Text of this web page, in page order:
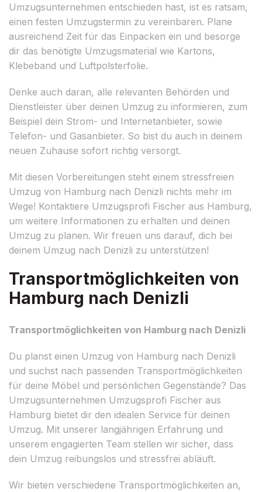
Umzugsunternehmen entschieden hast, ist es ratsam,
einen festen Umzugstermin zu vereinbaren. Plane
ausreichend Zeit für das Einpacken ein und besorge
dir das benötigte Umzugsmaterial wie Kartons,
Klebeband und Luftpolsterfolie.
Denke auch daran, alle relevanten Behörden und
Dienstleister über deinen Umzug zu informieren, zum
Beispiel dein Strom- und Internetanbieter, sowie
Telefon- und Gasanbieter. So bist du auch in deinem
neuen Zuhause sofort richtig versorgt.
Mit diesen Vorbereitungen steht einem stressfreien
Umzug von Hamburg nach Denizli nichts mehr im
Wege! Kontaktiere Umzugsprofi Fischer aus Hamburg,
um weitere Informationen zu erhalten und deinen
Umzug zu planen. Wir freuen uns darauf, dich bei
deinem Umzug nach Denizli zu unterstützen!
Transportmöglichkeiten von
Hamburg nach Denizli
Transportmöglichkeiten von Hamburg nach Denizli
Du planst einen Umzug von Hamburg nach Denizli
und suchst nach passenden Transportmöglichkeiten
für deine Möbel und persönlichen Gegenstände? Das
Umzugsunternehmen Umzugsprofi Fischer aus
Hamburg bietet dir den idealen Service für deinen
Umzug. Mit unserer langjährigen Erfahrung und
unserem engagierten Team stellen wir sicher, dass
dein Umzug reibungslos und stressfrei abläuft.
Wir bieten verschiedene Transportmöglichkeiten an,